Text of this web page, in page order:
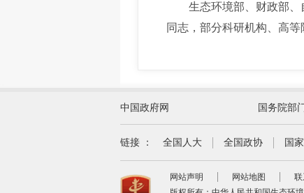
生态环境部、财政部、自
同志，部分科研机构、高
外交部
国家民族事务委员会
司法部
自然资源部
中国政府网 国务院部
链接 ： 全国人大 全国政协 国
网站声明 网站地图
联